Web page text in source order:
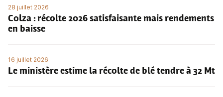
28 juillet 2026
Colza : récolte 2026 satisfaisante mais rendements
en baisse
16 juillet 2026
Le ministère estime la récolte de blé tendre à 32 Mt